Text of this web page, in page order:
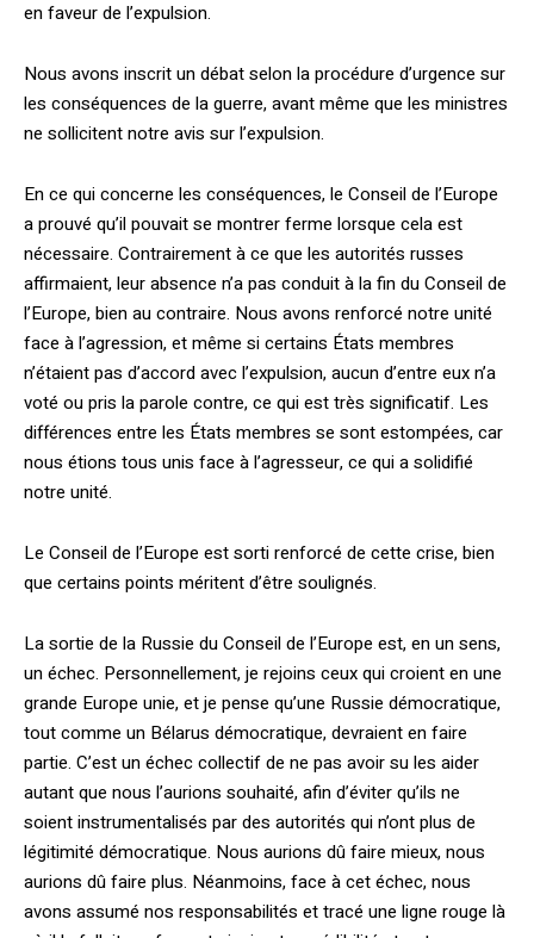
en faveur de l’expulsion.
Nous avons inscrit un débat selon la pro­cédure d’urgence sur
les conséquences de la guerre, avant même que les ministres
ne sollicitent notre avis sur l’expulsion.
En ce qui concerne les conséquences, le Conseil de l’Europe
a prouvé qu’il pouvait se montrer ferme lorsque cela est
nécessaire. Contrairement à ce que les autorités russes
affirmaient, leur absence n’a pas conduit à la fin du Conseil de
l’Europe, bien au contraire. Nous avons renforcé notre unité
face à l’agression, et même si certains États membres
n’étaient pas d’accord avec l’expulsion, aucun d’entre eux n’a
voté ou pris la parole contre, ce qui est très significatif. Les
différences entre les États membres se sont estompées, car
nous étions tous unis face à l’agresseur, ce qui a solidifié
notre unité.
Le Conseil de l’Europe est sorti renforcé de cette crise, bien
que certains points méritent d’être soulignés.
La sortie de la Russie du Conseil de l’Europe est, en un sens,
un échec. Person­nellement, je rejoins ceux qui croient en une
grande Europe unie, et je pense qu’une Russie démocratique,
tout comme un Bélarus démocratique, devraient en faire
partie. C’est un échec collectif de ne pas avoir su les aider
autant que nous l’aurions souhaité, afin d’éviter qu’ils ne
soient instrumentalisés par des autorités qui n’ont plus de
légitimité démocratique. Nous aurions dû faire mieux, nous
aurions dû faire plus. Néanmoins, face à cet échec, nous
avons assumé nos responsabilités et tracé une ligne rouge là